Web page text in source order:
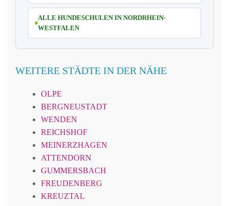
ALLE HUNDESCHULEN IN NORDRHEIN-
WESTFALEN
WEITERE STÄDTE IN DER NÄHE
OLPE
BERGNEUSTADT
WENDEN
REICHSHOF
MEINERZHAGEN
ATTENDORN
GUMMERSBACH
FREUDENBERG
KREUZTAL